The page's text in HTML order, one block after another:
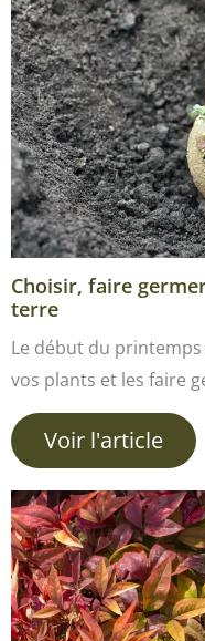
Choisir, faire
terre
Le début du
vos plants et les faire
Voir l'article